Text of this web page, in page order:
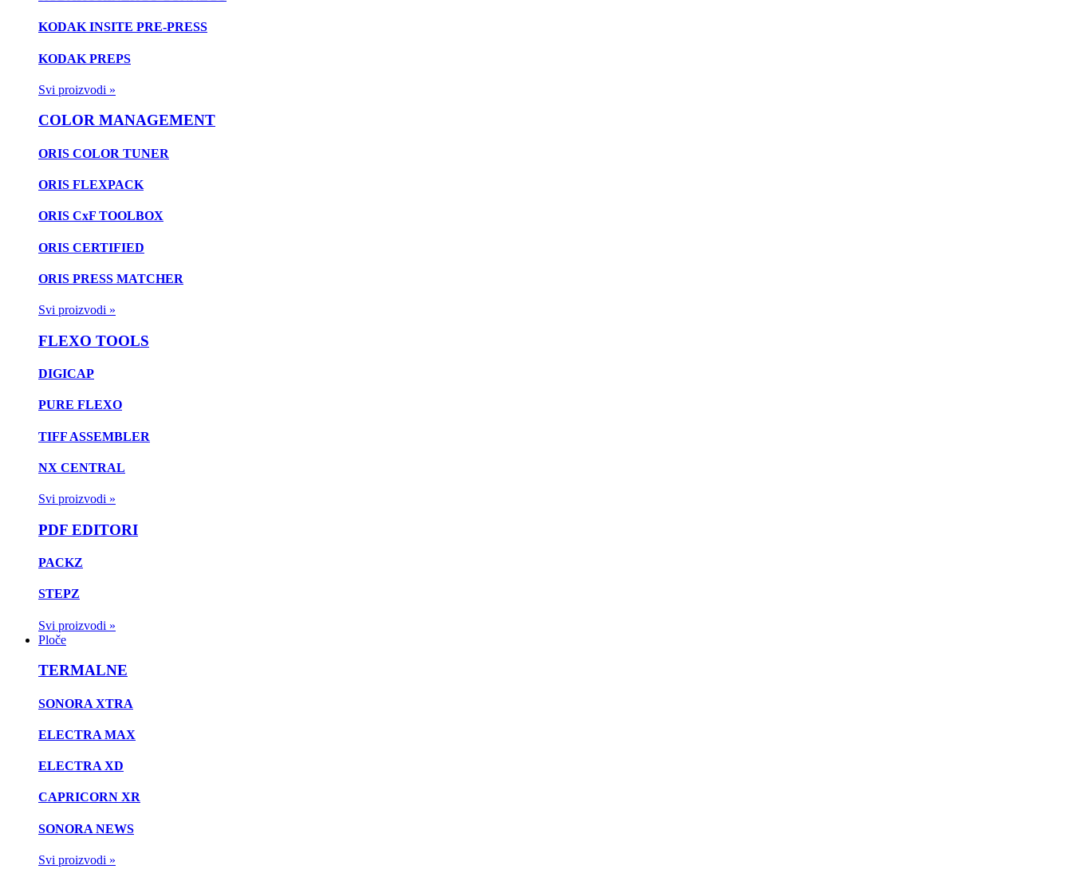
KODAK INSITE PRE-PRESS
KODAK PREPS
Svi proizvodi »
COLOR MANAGEMENT
ORIS COLOR TUNER
ORIS FLEXPACK
ORIS CxF TOOLBOX
ORIS CERTIFIED
ORIS PRESS MATCHER
Svi proizvodi »
FLEXO TOOLS
DIGICAP
PURE FLEXO
TIFF ASSEMBLER
NX CENTRAL
Svi proizvodi »
PDF EDITORI
PACKZ
STEPZ
Svi proizvodi »
Ploče
TERMALNE
SONORA XTRA
ELECTRA MAX
ELECTRA XD
CAPRICORN XR
SONORA NEWS
Svi proizvodi »